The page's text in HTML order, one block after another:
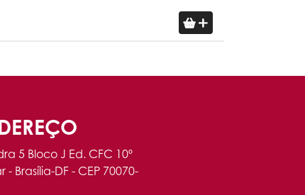
5 Bloco J Ed. CFC 10º
- Brasília-DF - CEP 70070-